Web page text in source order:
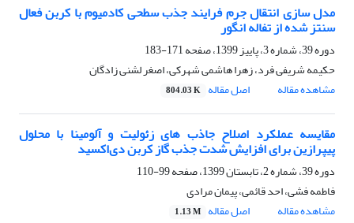
مدل سازی انتقال جرم فرایند جذب سطحی کادمیوم با کربن فعال
سنتز شده از تفاله انگور
دوره 39، شماره 3، پاییز 1399، صفحه
171-183
حکیمه شریفی فرد، زهرا هاشمی شهرکی، اصغر لشنی زادگان
مشاهده مقاله
اصل مقاله 804.03 K
مقایسه عملکرد اصلاح جاذب‏ های زئولیت و آلومینا با محلول
پیپرازین برای افزایش شدت جذب گاز کربن دی‌اکسید
دوره 39، شماره 2، تابستان 1399، صفحه
99-110
فاطمه فشی، احد قائمی، پیمان مرادی
مشاهده مقاله
اصل مقاله 1.13 M